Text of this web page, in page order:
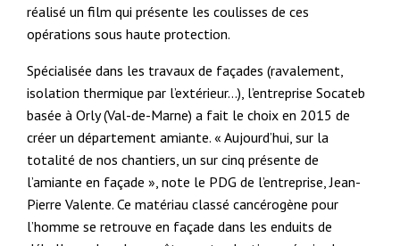
réalisé un film qui présente les coulisses de ces
opérations sous haute protection.
Spécialisée dans les travaux de façades (ravalement,
isolation thermique par l’extérieur…), l’entreprise Socateb
basée à Orly (Val-de-Marne) a fait le choix en 2015 de
créer un département amiante. « Aujourd’hui, sur la
totalité de nos chantiers, un sur cinq présente de
l’amiante en façade », note le PDG de l’entreprise, Jean-
Pierre Valente. Ce matériau classé cancérogène pour
l’homme se retrouve en façade dans les enduits de